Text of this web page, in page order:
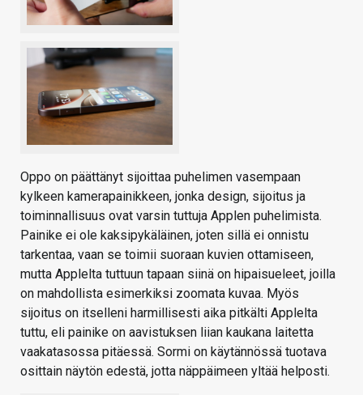
Oppo on päättänyt sijoittaa puhelimen vasempaan
kylkeen kamerapainikkeen, jonka design, sijoitus ja
toiminnallisuus ovat varsin tuttuja Applen puhelimista.
Painike ei ole kaksipykäläinen, joten sillä ei onnistu
tarkentaa, vaan se toimii suoraan kuvien ottamiseen,
mutta Applelta tuttuun tapaan siinä on hipaisueleet, joilla
on mahdollista esimerkiksi zoomata kuvaa. Myös
sijoitus on itselleni harmillisesti aika pitkälti Applelta
tuttu, eli painike on aavistuksen liian kaukana laitetta
vaakatasossa pitäessä. Sormi on käytännössä tuotava
osittain näytön edestä, jotta näppäimeen yltää helposti.